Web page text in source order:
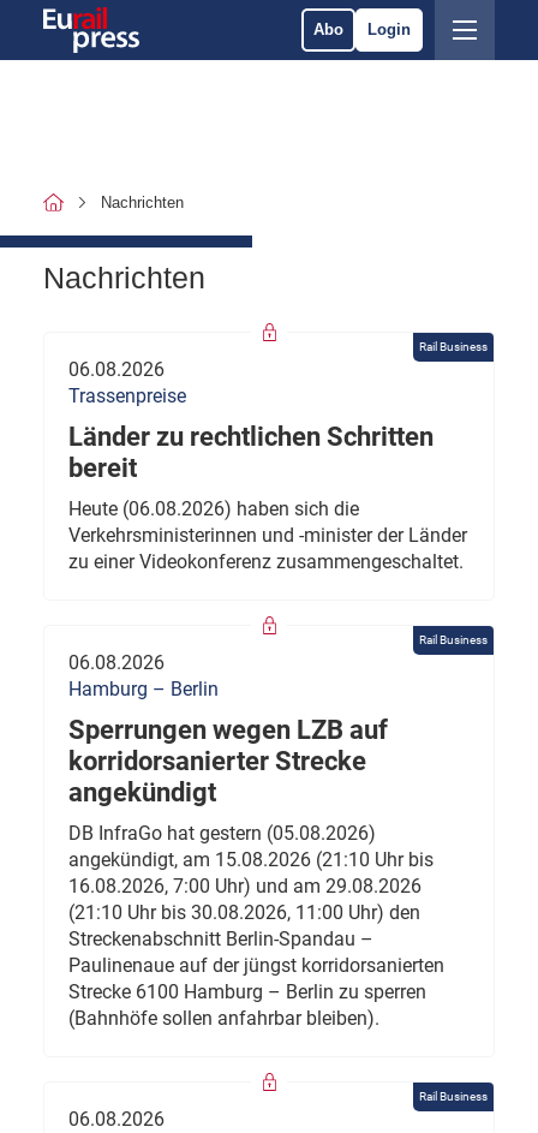
Abo Login
Nachrichten
Nachrichten
Rail Business
06.08.2026
Trassenpreise
Länder zu rechtlichen Schritten
bereit
Heute (06.08.2026) haben sich die
Verkehrsministerinnen und -minister der Länder
zu einer Videokonferenz zusammengeschaltet.
Rail Business
06.08.2026
Hamburg – Berlin
Sperrungen wegen LZB auf
korridorsanierter Strecke
angekündigt
DB InfraGo hat gestern (05.08.2026)
angekündigt, am 15.08.2026 (21:10 Uhr bis
16.08.2026, 7:00 Uhr) und am 29.08.2026
(21:10 Uhr bis 30.08.2026, 11:00 Uhr) den
Streckenabschnitt Berlin-Spandau –
Paulinenaue auf der jüngst korridorsanierten
Strecke 6100 Hamburg – Berlin zu sperren
(Bahnhöfe sollen anfahrbar bleiben).
Rail Business
06.08.2026